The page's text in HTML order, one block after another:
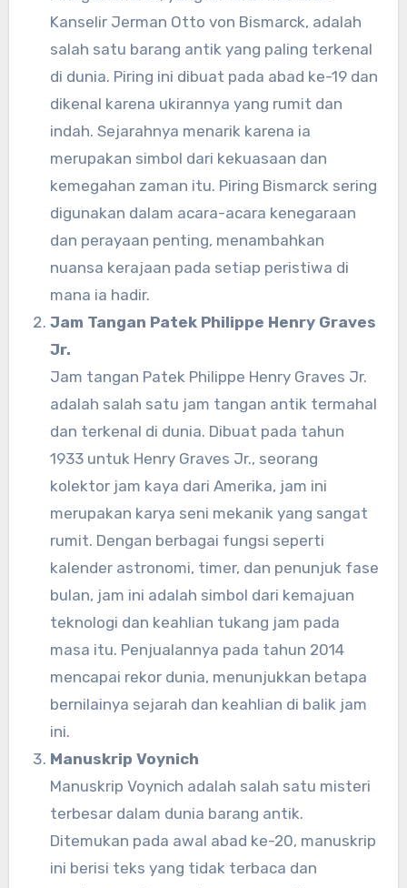
Kanselir Jerman Otto von Bismarck, adalah
salah satu barang antik yang paling terkenal
di dunia. Piring ini dibuat pada abad ke-19 dan
dikenal karena ukirannya yang rumit dan
indah. Sejarahnya menarik karena ia
merupakan simbol dari kekuasaan dan
kemegahan zaman itu. Piring Bismarck sering
digunakan dalam acara-acara kenegaraan
dan perayaan penting, menambahkan
nuansa kerajaan pada setiap peristiwa di
mana ia hadir.
Jam Tangan Patek Philippe Henry Graves
Jr.
Jam tangan Patek Philippe Henry Graves Jr.
adalah salah satu jam tangan antik termahal
dan terkenal di dunia. Dibuat pada tahun
1933 untuk Henry Graves Jr., seorang
kolektor jam kaya dari Amerika, jam ini
merupakan karya seni mekanik yang sangat
rumit. Dengan berbagai fungsi seperti
kalender astronomi, timer, dan penunjuk fase
bulan, jam ini adalah simbol dari kemajuan
teknologi dan keahlian tukang jam pada
masa itu. Penjualannya pada tahun 2014
mencapai rekor dunia, menunjukkan betapa
bernilainya sejarah dan keahlian di balik jam
ini.
Manuskrip Voynich
Manuskrip Voynich adalah salah satu misteri
terbesar dalam dunia barang antik.
Ditemukan pada awal abad ke-20, manuskrip
ini berisi teks yang tidak terbaca dan